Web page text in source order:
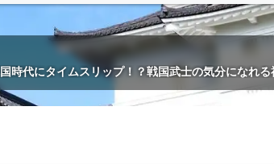
代にタイムスリップ！？戦国武士の気分になれ